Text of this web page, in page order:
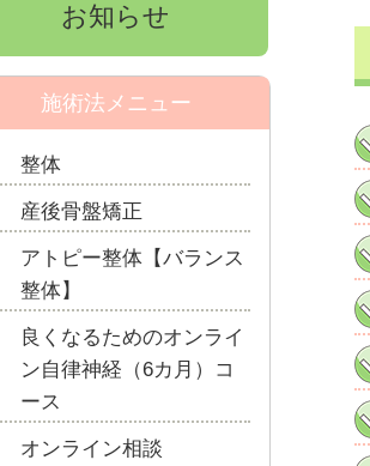
お知らせ
施術法メニュー
整体
産後骨盤矯正
アトピー整体【バランス
整体】
良くなるためのオンライ
ン自律神経（6カ月）コ
ース
オンライン相談